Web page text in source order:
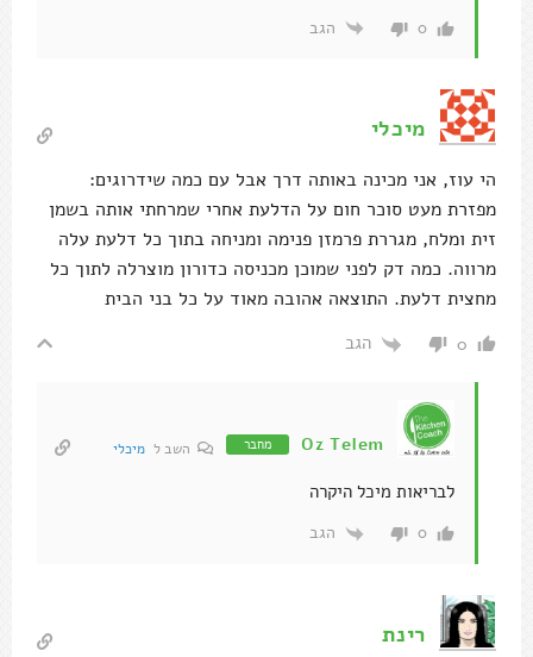
0 הגב
מיכלי
הי עוז, אני מכינה באותה דרך אבל עם כמה שידרוגים:
מפזרת מעט סוכר חום על הדלעת אחרי שמרחתי אותה בשמן
זית ומלח, מגררת פרמזן פנימה ומניחה בתוך כל דלעת עלה
מרווה. כמה דק לפני שמוכן מכניסה כדורון מוצרלה לתוך כל
מחצית דלעת. התוצאה אהובה מאוד על כל בני הבית
0 הגב
Oz Telem מחבר השב ל מיכלי
לבריאות מיכל היקרה
0 הגב
רינת